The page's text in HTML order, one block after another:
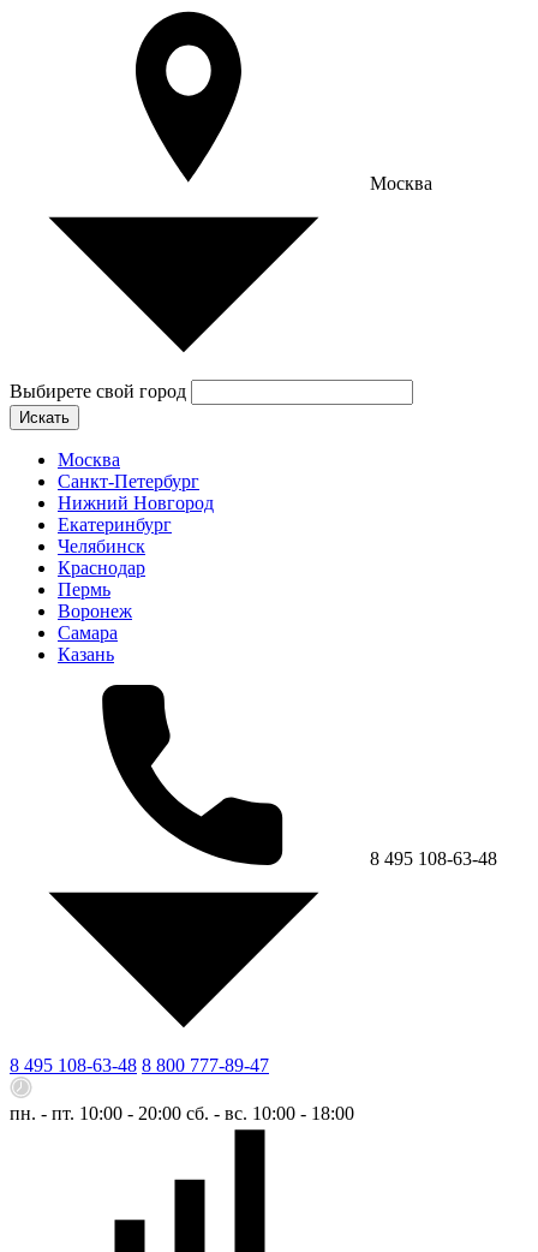
Москва
Выбирете свой город
Искать
Москва
Санкт-Петербург
Нижний Новгород
Екатеринбург
Челябинск
Краснодар
Пермь
Воронеж
Самара
Казань
8 495 108-63-48
8 495 108-63-48 8 800 777-89-47
пн. - пт. 10:00 - 20:00 сб. - вс. 10:00 - 18:00